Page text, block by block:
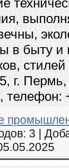
в быту
г.
телефон:
3